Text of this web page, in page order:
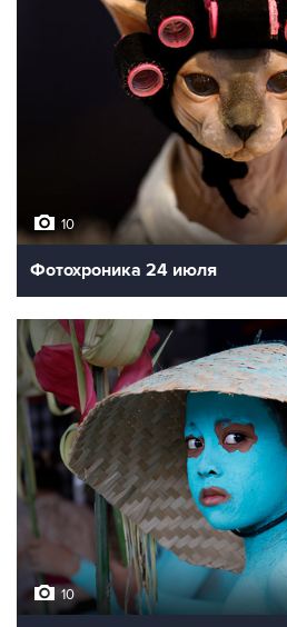
10
Фотохроника 24 июля
10